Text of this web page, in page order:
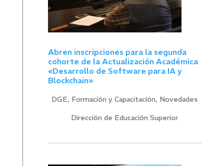
Abren inscripciones para la segunda
cohorte de la Actualización Académica
«Desarrollo de Software para IA y
Blockchain»
DGE, Formación y Capacitación, Novedades
Dirección de Educación Superior